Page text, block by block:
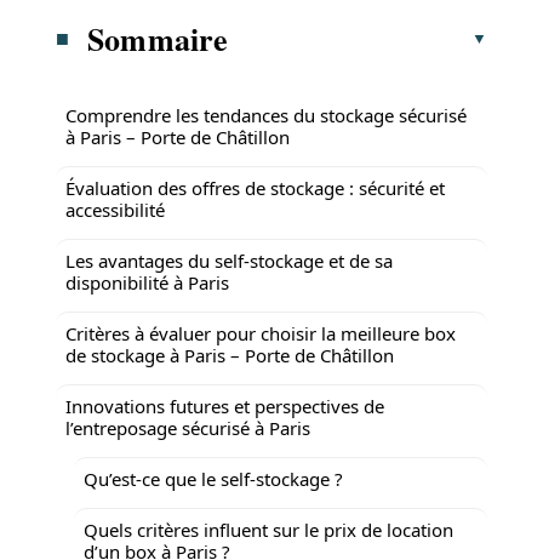
Sommaire
Comprendre les tendances du stockage sécurisé
à Paris – Porte de Châtillon
Évaluation des offres de stockage : sécurité et
accessibilité
Les avantages du self-stockage et de sa
disponibilité à Paris
Critères à évaluer pour choisir la meilleure box
de stockage à Paris – Porte de Châtillon
Innovations futures et perspectives de
l’entreposage sécurisé à Paris
Qu’est-ce que le self-stockage ?
Quels critères influent sur le prix de location
d’un box à Paris ?